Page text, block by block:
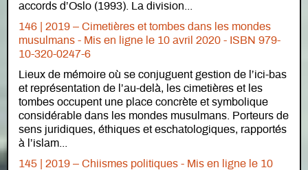
accords d’Oslo (1993). La division...
146 | 2019 – Cimetières et tombes dans les mondes
musulmans - Mis en ligne le 10 avril 2020 - ISBN 979-
10-320-0247-6
Lieux de mémoire où se conjuguent gestion de l’ici-bas
et représentation de l’au-delà, les cimetières et les
tombes occupent une place concrète et symbolique
considérable dans les mondes musulmans. Porteurs de
sens juridiques, éthiques et eschatologiques, rapportés
à l’islam...
145 | 2019 – Chiismes politiques - Mis en ligne le 10